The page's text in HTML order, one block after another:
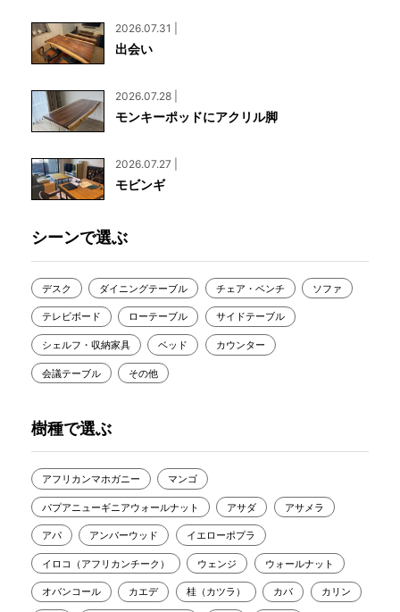
2026.07.31 |
出会い
2026.07.28 |
モンキーポッドにアクリル脚
2026.07.27 |
モビンギ
シーンで選ぶ
デスク ダイニングテーブル チェア・ベンチ ソファ
テレビボード ローテーブル サイドテーブル
シェルフ・収納家具 ベッド カウンター
会議テーブル その他
樹種で選ぶ
アフリカンマホガニー マンゴ
パプアニューギニアウォールナット アサダ アサメラ
アパ アンバーウッド イエローポプラ
イロコ（アフリカンチーク） ウェンジ ウォールナット
オバンコール カエデ 桂（カツラ） カバ カリン